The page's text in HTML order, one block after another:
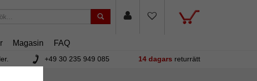
Magasin FAQ
+49 30 235 949 085 14 dagars returrätt